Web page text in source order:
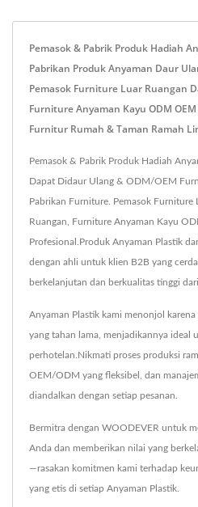
Pemasok & Pabrik Produk Hadiah
Pabrikan Produk Anyaman Daur
Pemasok Furniture Luar Ruangan
Furniture Anyaman Kayu ODM
Furnitur Rumah & Taman Ramah
Pemasok & Pabrik Produk Hadiah
Dapat Didaur Ulang & ODM/OEM
Pabrikan Furniture. Pemasok Furniture
Ruangan, Furniture Anyaman Kayu
Profesional.Produk Anyaman Plastik
dengan ahli untuk klien B2B yang
berkelanjutan dan berkualitas tinggi
Anyaman Plastik kami menonjol
yang tahan lama, menjadikannya ideal
perhotelan.Nikmati proses produksi
OEM/ODM yang fleksibel, dan
diandalkan dengan setiap pesanan.
Bermitra dengan WOODEVER untuk
Anda dan memberikan nilai yang
—rasakan komitmen kami terhadap
yang etis di setiap Anyaman Plastik.